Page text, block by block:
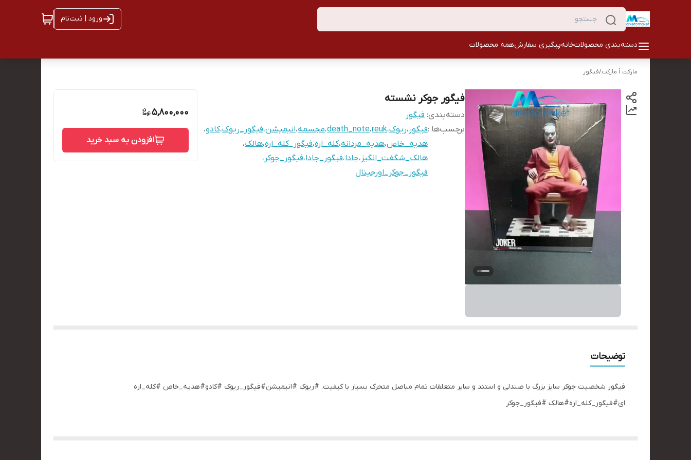
ورود | ثبت‌نام
دسته‌بندی محصولاتخانهپیگیری سفارشهمه محصولات
مارکت ٱ مارکت/فیگور
فیگور جوکر نشسته
دسته‌بندی: فیگور
برچسب‌ها :فیگور ،ریوک،reuk،death_note،مجسمه،انیمیشن،فیگور_ریوک،کادو،
هدیه_خاص،هدیه_مردانه،کله_اره،فیگور_کله_اره،هالک،
هالک_شگفت_انگیز ،جادا،فیگور_جادا،فیگور_جوکر ،
فیگور_جوکر_اورجینال
5,800,000
افزودن به سبد خرید
توضیحات
فیگور شخصیت جوکر سایز بزرگ با صندلی و استند و سایر متعلقات تمام مباصل متحرک بسیار با کیفیت. #ریوک #انیمیشن#فیگور_ریوک #کادو#هدیه_خاص #کله_اره
ای#فیگور_کله_اره#هالک #فیگور_جوکر